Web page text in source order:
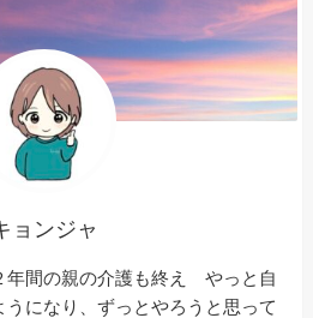
ョンジャ
年間の親の介護も終え やっと自
になり、ずっとやろうと思って